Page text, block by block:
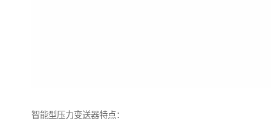
智能型压力变送器特点：